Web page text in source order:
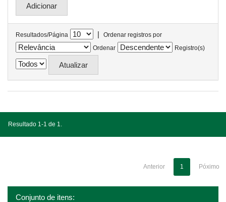
Resultados/Página |
Ordenar registros por
Ordenar
Registro(s)
Resultado 1-1 de 1.
Anterior 1 Póximo
Conjunto de itens: